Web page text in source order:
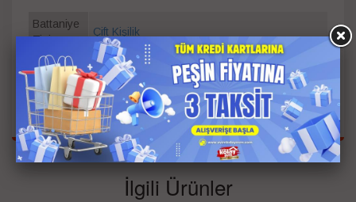
Battaniye
Tipi
Çift Kişilik
Ebat
Bilgisi
220*240
Renk Gri
İlgili Ürünler